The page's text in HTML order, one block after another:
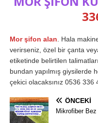
Mor şifon alan . Hala
verirseniz, özel bir çanta
etiketinde belirtilen
bundan yapılmış giysilerde
çekici olacaksınız 0536 336
ÖNCEKI
Mikrofiber